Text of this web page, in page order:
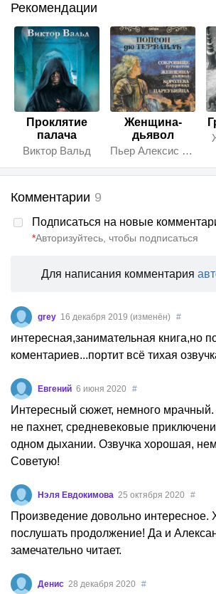
Рекомендации
Проклятие
палача
Виктор Вальд
Женщина-
дьявол
Пьер Алексис Понсон дю Террай
Комментарии 9
Подписаться на новые
*Авторизуйтесь, чтобы подписаться
Для написания комментария
grey 16 декабря 2019 (изменён) #
интересная,занимательная книга,но
коментариев...портит всё тихая
Евгений 6 июня 2020 #
Интересный сюжет, немного мрачный.
не пахнет, средневековые
одном дыхании. Озвучка хорошая,
Советую!
Нэля Евдокимова 25 октября 2020 #
Произведение довольно интересное.
послушать продолжение! Да и
замечательно читает.
Денис 28 декабря 2020 #